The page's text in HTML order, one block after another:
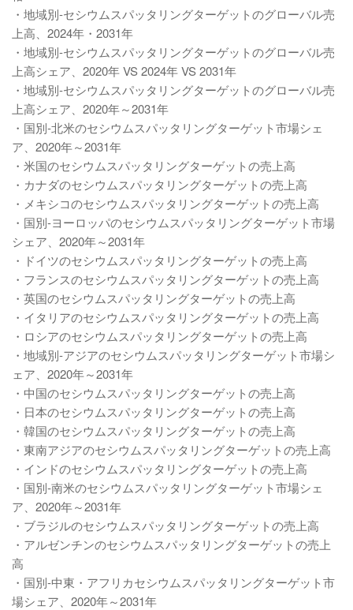
・地域別-セシウムスパッタリングターゲットのグローバル売
上高、2024年・2031年
・地域別-セシウムスパッタリングターゲットのグローバル売
上高シェア、2020年 VS 2024年 VS 2031年
・地域別-セシウムスパッタリングターゲットのグローバル売
上高シェア、2020年～2031年
・国別-北米のセシウムスパッタリングターゲット市場シェ
ア、2020年～2031年
・米国のセシウムスパッタリングターゲットの売上高
・カナダのセシウムスパッタリングターゲットの売上高
・メキシコのセシウムスパッタリングターゲットの売上高
・国別-ヨーロッパのセシウムスパッタリングターゲット市場
シェア、2020年～2031年
・ドイツのセシウムスパッタリングターゲットの売上高
・フランスのセシウムスパッタリングターゲットの売上高
・英国のセシウムスパッタリングターゲットの売上高
・イタリアのセシウムスパッタリングターゲットの売上高
・ロシアのセシウムスパッタリングターゲットの売上高
・地域別-アジアのセシウムスパッタリングターゲット市場シ
ェア、2020年～2031年
・中国のセシウムスパッタリングターゲットの売上高
・日本のセシウムスパッタリングターゲットの売上高
・韓国のセシウムスパッタリングターゲットの売上高
・東南アジアのセシウムスパッタリングターゲットの売上高
・インドのセシウムスパッタリングターゲットの売上高
・国別-南米のセシウムスパッタリングターゲット市場シェ
ア、2020年～2031年
・ブラジルのセシウムスパッタリングターゲットの売上高
・アルゼンチンのセシウムスパッタリングターゲットの売上
高
・国別-中東・アフリカセシウムスパッタリングターゲット市
場シェア、2020年～2031年